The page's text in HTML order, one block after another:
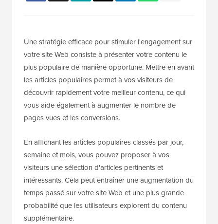
Une stratégie efficace pour stimuler l'engagement sur
votre site Web consiste à présenter votre contenu le
plus populaire de manière opportune. Mettre en avant
les articles populaires permet à vos visiteurs de
découvrir rapidement votre meilleur contenu, ce qui
vous aide également à augmenter le nombre de
pages vues et les conversions.
En affichant les articles populaires classés par jour,
semaine et mois, vous pouvez proposer à vos
visiteurs une sélection d'articles pertinents et
intéressants. Cela peut entraîner une augmentation du
temps passé sur votre site Web et une plus grande
probabilité que les utilisateurs explorent du contenu
supplémentaire.